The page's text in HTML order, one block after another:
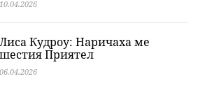
10.04.2026
Лиса Кудроу: Наричаха ме
шестия Приятел
06.04.2026